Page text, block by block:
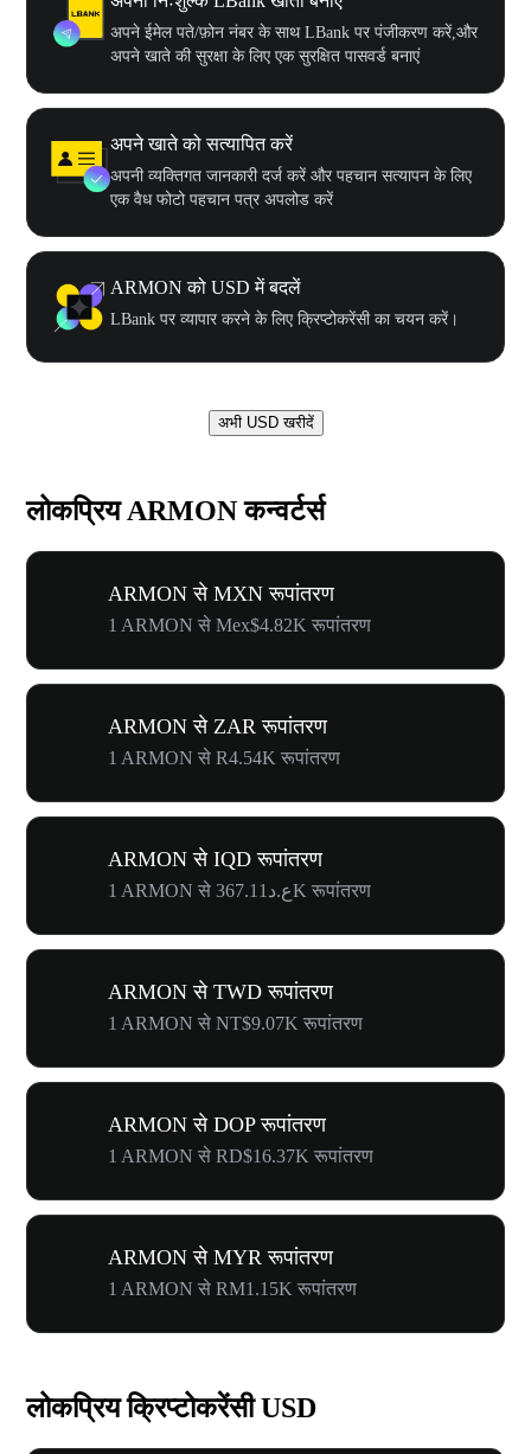
अपने ईमेल पते/फ़ोन नंबर के साथ LBank पर पंजीकरण करें,और
अपने खाते की सुरक्षा के लिए एक सुरक्षित पासवर्ड बनाएं
अपने खाते को सत्यापित करें
अपनी व्यक्तिगत जानकारी दर्ज करें और पहचान सत्यापन के लिए
एक वैध फोटो पहचान पत्र अपलोड करें
ARMON को USD में बदलें
LBank पर व्यापार करने के लिए क्रिप्टोकरेंसी का चयन करें।
अभी USD खरीदें
लोकप्रिय ARMON कन्वर्टर्स
ARMON से MXN रूपांतरण
1 ARMON से Mex$4.82K रूपांतरण
ARMON से ZAR रूपांतरण
1 ARMON से R4.54K रूपांतरण
ARMON से IQD रूपांतरण
1 ARMON से ع.د367.11K रूपांतरण
ARMON से TWD रूपांतरण
1 ARMON से NT$9.07K रूपांतरण
ARMON से DOP रूपांतरण
1 ARMON से RD$16.37K रूपांतरण
ARMON से MYR रूपांतरण
1 ARMON से RM1.15K रूपांतरण
लोकप्रिय क्रिप्टोकरेंसी USD